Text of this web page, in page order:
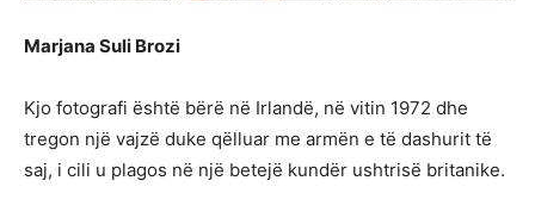
Marjana Suli Brozi
Kjo fotografi është bërë në Irlandë, në vitin 1972 dhe
tregon një vajzë duke qëlluar me armën e të dashurit të
saj, i cili u plagos në një betejë kundër ushtrisë britanike.